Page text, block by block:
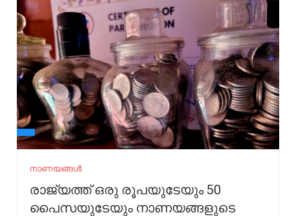
നാണയങ്ങൾ
രാജ്യത്ത് ഒരു രൂപയുടേയും 50
പൈസയുടേയും നാണയങ്ങളുടെ